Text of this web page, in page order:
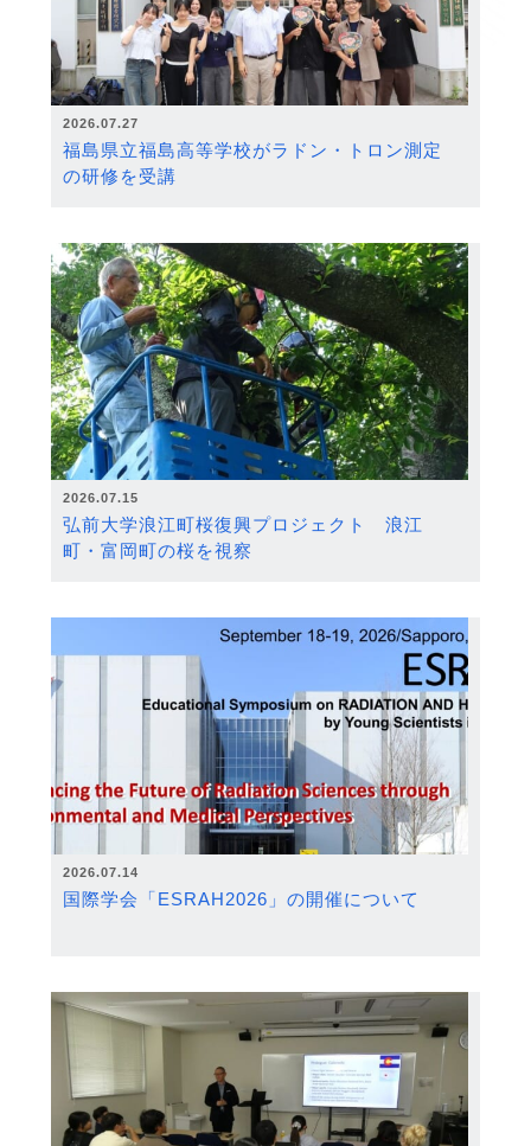
2026.07.27
福島県立福島高等学校がラドン・トロン測定
の研修を受講
2026.07.15
弘前大学浪江町桜復興プロジェクト 浪江
町・富岡町の桜を視察
2026.07.14
国際学会「ESRAH2026」の開催について